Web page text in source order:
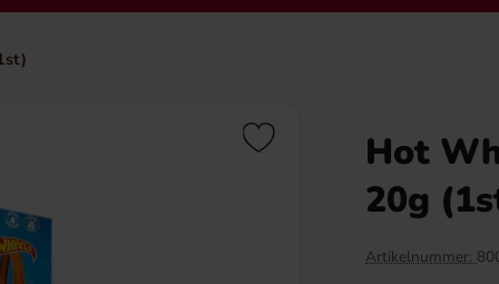
Heading
Hot
20g
Artikelnummer: